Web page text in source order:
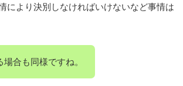
により決別しなければいけないなど事情は
合も同様ですね。